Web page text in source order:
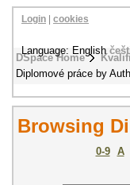
DSpace Home
Diplomové práce by
Login cookies
Language: English
Browsing
0-9 A